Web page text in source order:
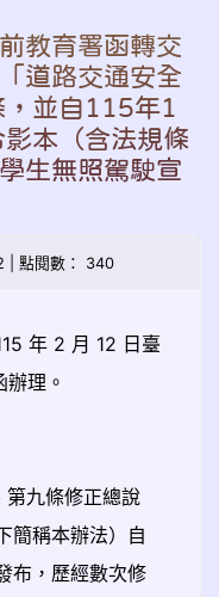
教育署函轉交
道路交通安全
並自115年1
本（含法規條
生無照駕駛宣
| 點閱數： 340
年 2 月 12 日臺
理。
第九條修正總說
簡稱本辦法）自
布，歷經數次修